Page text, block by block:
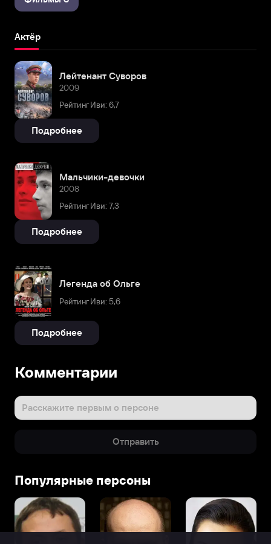
Актёр
Лейтенант Суворов
2009
Рейтинг Иви: 6,7
Подробнее
Мальчики-девочки
2008
Рейтинг Иви: 7,3
Подробнее
Легенда об Ольге
Рейтинг Иви: 5,6
Подробнее
Комментарии
Расскажите первым о персоне
Отправить
Популярные персоны